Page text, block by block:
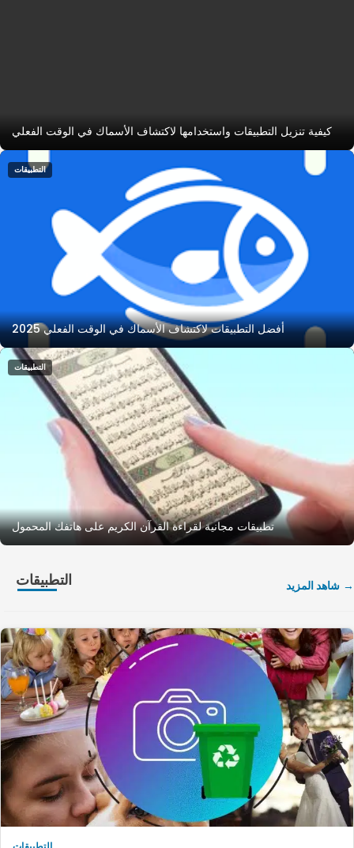
كيفية تنزيل التطبيقات واستخدامها لاكتشاف الأسماك في الوقت الفعلي
التطبيقات
أفضل التطبيقات لاكتشاف الأسماك في الوقت الفعلي 2025
التطبيقات
تطبيقات مجانية لقراءة القرآن الكريم على هاتفك المحمول
التطبيقات شاهد المزيد